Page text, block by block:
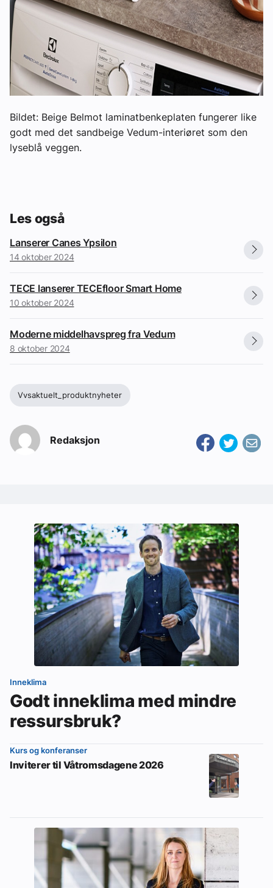
Bildet: Beige Belmot laminatbenkeplaten fungerer like
godt med det sandbeige Vedum-interiøret som den
lyseblå veggen.
Les også
Lanserer Canes Ypsilon
14 oktober 2024
TECE lanserer TECEfloor Smart Home
10 oktober 2024
Moderne middelhavspreg fra Vedum
8 oktober 2024
Vvsaktuelt_produktnyheter
Redaksjon
Inneklima
Godt inneklima med mindre
ressursbruk?
Kurs og konferanser
Inviterer til Våtromsdagene 2026